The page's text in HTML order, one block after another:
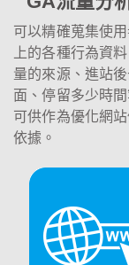
可以精確蒐集使
上的各種行為資
量的來源、進站
面、停留多少時
可供作為優化網
依據。